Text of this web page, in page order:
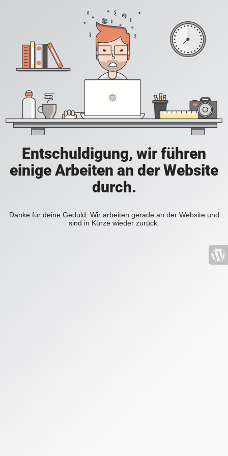
Entschuldigung, wir führen
einige Arbeiten an der Website
durch.
Danke für deine Geduld. Wir arbeiten gerade an der Website und
sind in Kürze wieder zurück.